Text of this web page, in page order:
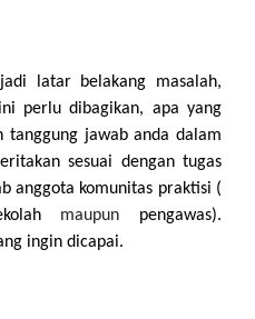
latar belakang masalah,
perlu dibagikan, apa yang
tanggung jawab anda dalam
sesuai dengan tugas
anggota komunitas praktisi (
maupun pengawas).
ingin dicapai.